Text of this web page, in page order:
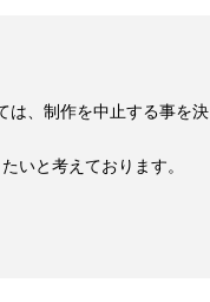
は、制作を中止する事を決
いと考えております。